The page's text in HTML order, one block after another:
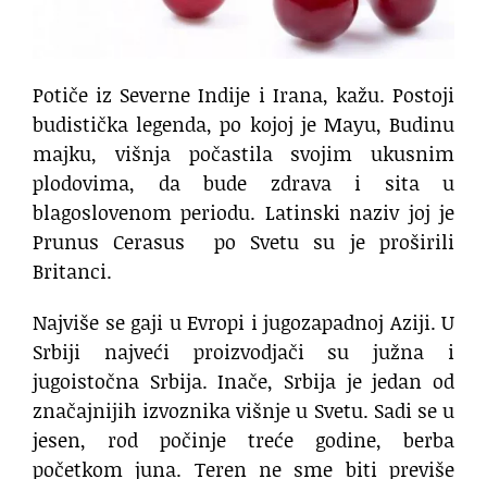
Potiče iz Severne Indije i Irana, kažu. Postoji
budistička legenda, po kojoj je Mayu, Budinu
majku, višnja počastila svojim ukusnim
plodovima, da bude zdrava i sita u
blagoslovenom periodu. Latinski naziv joj je
Prunus Cerasus po Svetu su je proširili
Britanci.
Najviše se gaji u Evropi i jugozapadnoj Aziji. U
Srbiji najveći proizvodjači su južna i
jugoistočna Srbija. Inače, Srbija je jedan od
značajnijih izvoznika višnje u Svetu. Sadi se u
jesen, rod počinje treće godine, berba
početkom juna. Teren ne sme biti previše